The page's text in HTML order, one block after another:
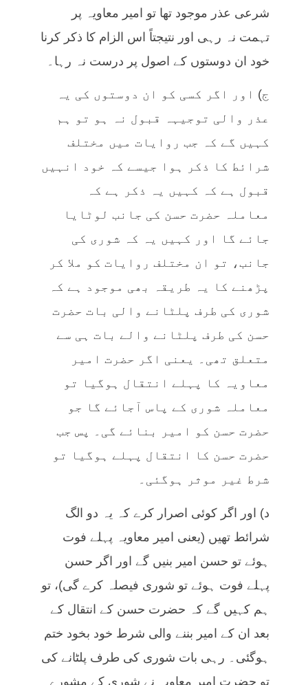
شرعی عذر موجود تھا تو امیر معاویہ پر
تہمت نہ رہی اور نتیجتاً اس الزام کا ذکر کرنا
خود ان دوستوں کے اصول پر درست نہ رہا۔
ج) اور اگر کسی کو ان دوستوں کی یہ
عذر والی توجیہہ قبول نہ ہو تو ہم
کہیں گے کہ جب روایات میں مختلف
شرائط کا ذکر ہوا جیسے کہ خود انہیں
قبول ہے کہ کہیں یہ ذکر ہے کہ
معاملہ حضرت حسن کی جانب لوٹایا
جائے گا اور کہیں یہ کہ شوری کی
جانب، تو ان مختلف روایات کو ملا کر
پڑھنے کا یہ طریقہ بھی موجود ہے کہ
شوری کی طرف پلٹانے والی بات حضرت
حسن کی طرف پلٹانے والے بات ہی سے
متعلق تھی۔ یعنی اگر حضرت امیر
معاویہ کا پہلے انتقال ہوگیا تو
معاملہ شوری کے پاس آجائے گا جو
حضرت حسن کو امیر بنائے گی۔ پس جب
حضرت حسن کا انتقال پہلے ہوگیا تو
شرط غیر موثر ہوگئی۔
د) اور اگر کوئی اصرار کرے کہ یہ دو الگ
شرائط تھیں (یعنی امیر معاویہ پہلے فوت
ہوئے تو حسن امیر بنیں گے اور اگر حسن
پہلے فوت ہوئے تو شوری فیصلہ کرے گی)، تو
ہم کہیں گے کہ حضرت حسن کے انتقال کے
بعد ان کے امیر بننے والی شرط خود بخود ختم
ہوگئی۔ رہی بات شوری کی طرف پلٹانے کی
تو حضرت امیر معاویہ نے شوری کے مشورے